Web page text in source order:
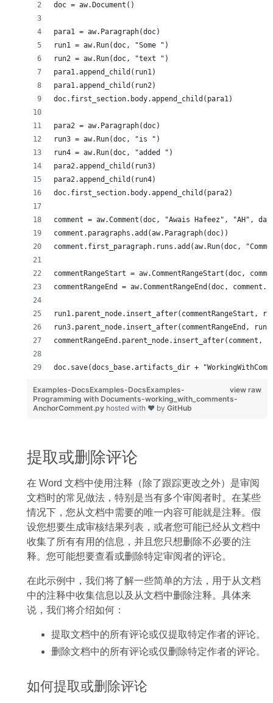
doc = aw.Document()
para1 = aw.Paragraph(doc)
run1 = aw.Run(doc, "Some ")
run2 = aw.Run(doc, "text ")
para1.append_child(run1)
para1.append_child(run2)
doc.first_section.body.append_child(para1)
para2 = aw.Paragraph(doc)
run3 = aw.Run(doc, "is ")
run4 = aw.Run(doc, "added ")
para2.append_child(run3)
para2.append_child(run4)
doc.first_section.body.append_child(para2)
comment = aw.Comment(doc, "Awais Hafeez", "AH",
comment.paragraphs.add(aw.Paragraph(doc))
comment.first_paragraph.runs.add(aw.Run(doc,
commentRangeStart = aw.CommentRangeStart(doc,
commentRangeEnd = aw.CommentRangeEnd(doc,
run1.parent_node.insert_after(commentRangeStart,
run3.parent_node.insert_after(commentRangeEnd,
commentRangeEnd.parent_node.insert_after(comment,
doc.save(docs_base.artifacts_dir +
view raw
Examples-DocsExamples-DocsExamples-
Programming with Documents-working_with_comments-
AnchorComment.py hosted with ❤ by GitHub
提取或删除评论
在 Word 文档中使用注释（除了跟踪更改之外）是审阅
文档时的常见做法，特别是当有多个审阅者时。在某些
情况下，您从文档中需要的唯一内容可能就是注释。假
设您想要生成审核结果列表，或者您可能已经从文档中
收集了所有有用的信息，并且您只想删除不必要的注
释。您可能想要查看或删除特定审阅者的评论。
在此示例中，我们将了解一些简单的方法，用于从文档
中的注释中收集信息以及从文档中删除注释。具体来
说，我们将介绍如何：
提取文档中的所有评论或仅提取特定作者的评论。
删除文档中的所有评论或仅删除特定作者的评论。
如何提取或删除评论